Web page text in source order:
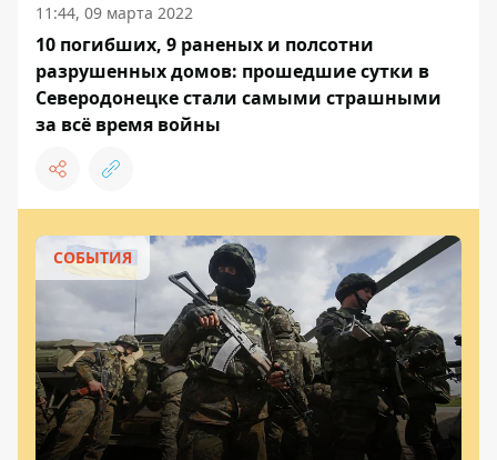
11:44, 09 марта 2022
10 погибших, 9 раненых и полсотни
разрушенных домов: прошедшие сутки в
Северодонецке стали самыми страшными
за всё время войны
СОБЫТИЯ